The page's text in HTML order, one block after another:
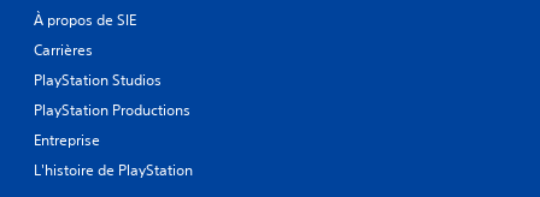
À propos de SIE
Carrières
PlayStation Studios
PlayStation Productions
Entreprise
L'histoire de PlayStation